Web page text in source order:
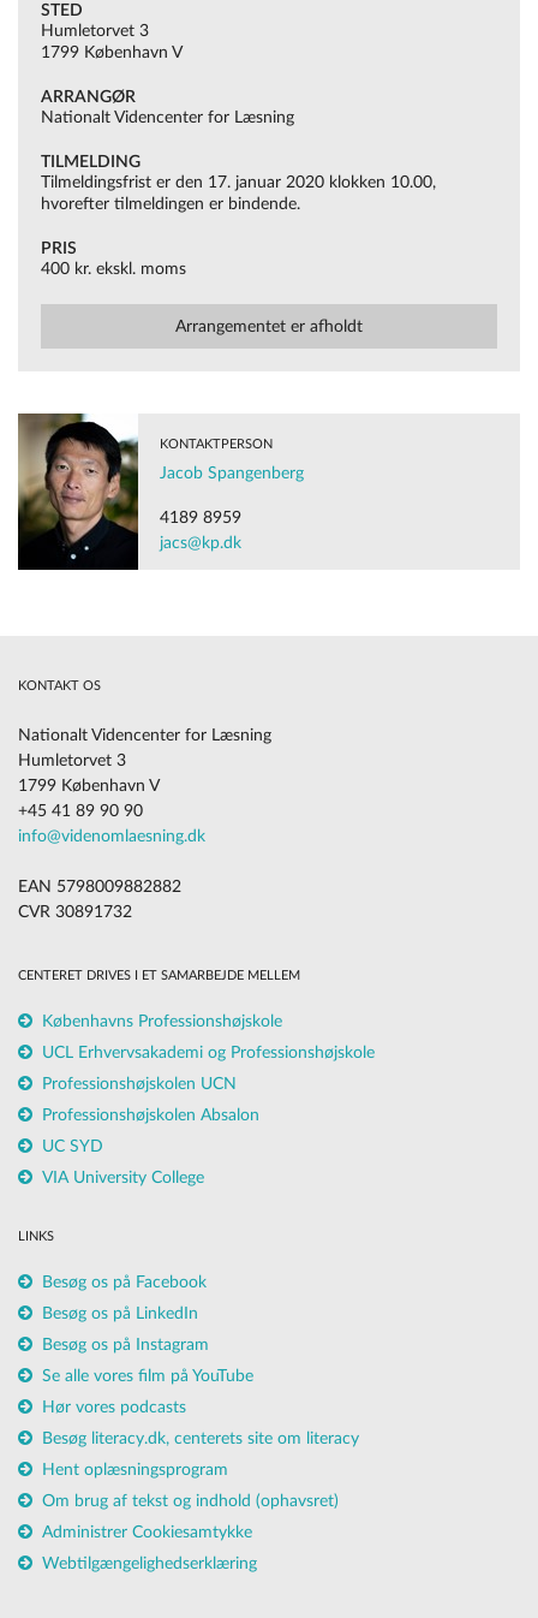
STED
Humletorvet 3
1799 København V
ARRANGØR
Nationalt Videncenter for Læsning
TILMELDING
Tilmeldingsfrist er den 17. januar 2020 klokken 10.00,
hvorefter tilmeldingen er bindende.
PRIS
400 kr. ekskl. moms
Arrangementet er afholdt
KONTAKTPERSON
Jacob Spangenberg
4189 8959
jacs@kp.dk
KONTAKT OS
Nationalt Videncenter for Læsning
Humletorvet 3
1799 København V
+45 41 89 90 90
info@videnomlaesning.dk
EAN 5798009882882
CVR 30891732
CENTERET DRIVES I ET SAMARBEJDE MELLEM
Københavns Professionshøjskole
UCL Erhvervsakademi og Professionshøjskole
Professionshøjskolen UCN
Professionshøjskolen Absalon
UC SYD
VIA University College
LINKS
Besøg os på Facebook
Besøg os på LinkedIn
Besøg os på Instagram
Se alle vores film på YouTube
Hør vores podcasts
Besøg literacy.dk, centerets site om literacy
Hent oplæsningsprogram
Om brug af tekst og indhold (ophavsret)
Administrer Cookiesamtykke
Webtilgængelighedserklæring